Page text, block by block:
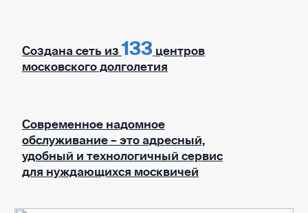
Создана сеть из 133 центров
московского долголетия
Современное надомное
обслуживание – это адресный,
удобный и технологичный сервис
для нуждающихся москвичей